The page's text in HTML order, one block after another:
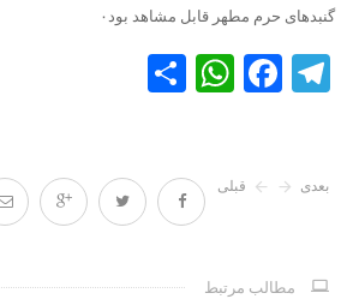
گنبدهای حرم مطهر قابل مشاهد بود۰
Telegram
Facebook
WhatsApp
قبلی بعدی
مطالب مرتبط